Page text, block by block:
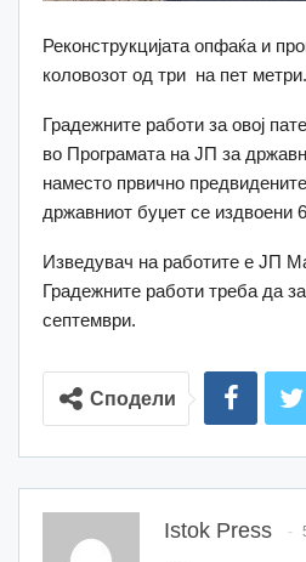
Реконструкцијата опфаќа и
коловозот од три на пет метри.
Градежните работи за овој
во Програмата на ЈП за
наместо првично
државниот буџет се издвоени
Изведувач на работите е ЈП
Градежните работи треба да
септември.
Сподели
Istok Press